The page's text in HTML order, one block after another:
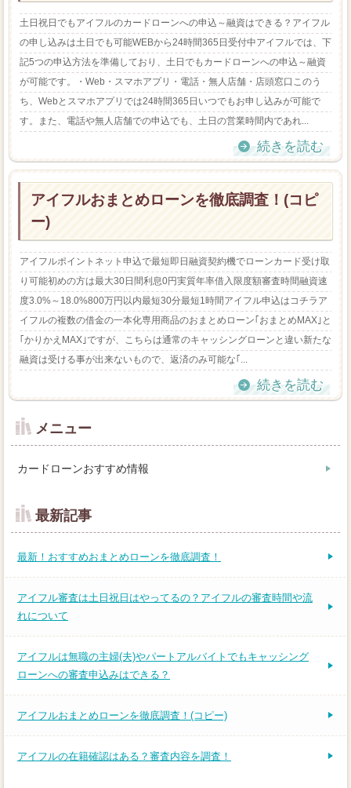
土日祝日でもアイフルのカードローンへの申込～融資はできる？アイフル
の申し込みは土日でも可能WEBから24時間365日受付中アイフルでは、下
記5つの申込方法を準備しており、土日でもカードローンへの申込～融資
が可能です。・Web・スマホアプリ・電話・無人店舗・店頭窓口このう
ち、Webとスマホアプリでは24時間365日いつでもお申し込みが可能で
す。また、電話や無人店舗での申込でも、土日の営業時間内であれ...
続きを読む
アイフルおまとめローンを徹底調査！(コピ
ー)
アイフルポイントネット申込で最短即日融資契約機でローンカード受け取
り可能初めの方は最大30日間利息0円実質年率借入限度額審査時間融資速
度3.0%～18.0%800万円以内最短30分最短1時間アイフル申込はコチラア
イフルの複数の借金の一本化専用商品のおまとめローン｢おまとめMAX｣と
｢かりかえMAX｣ですが、こちらは通常のキャッシングローンと違い新たな
融資は受ける事が出来ないもので、返済のみ可能な｢...
続きを読む
メニュー
カードローンおすすめ情報
最新記事
最新！おすすめおまとめローンを徹底調査！
アイフル審査は土日祝日はやってるの？アイフルの審査時間や流
れについて
アイフルは無職の主婦(夫)やパートアルバイトでもキャッシング
ローンへの審査申込みはできる？
アイフルおまとめローンを徹底調査！(コピー)
アイフルの在籍確認はある？審査内容を調査！